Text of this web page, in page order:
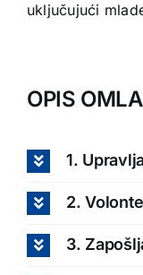
uključujući
OPIS
1.
2.
3.